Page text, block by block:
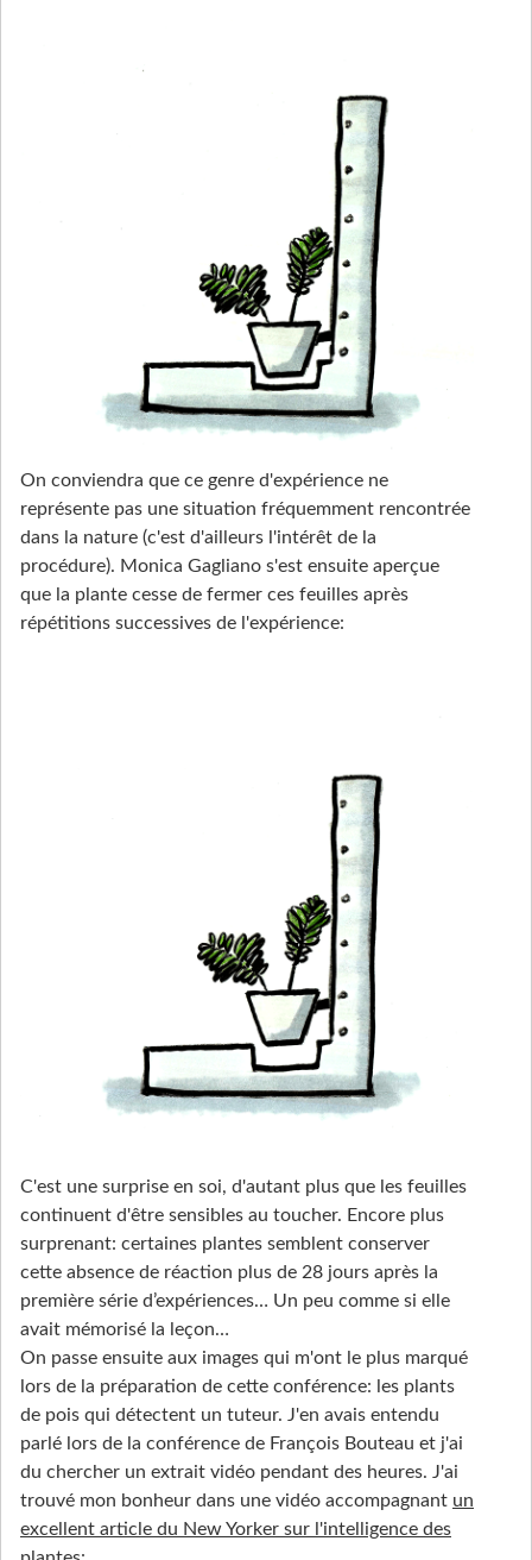
On conviendra que ce genre d'expérience ne
représente pas une situation fréquemment rencontrée
dans la nature (c'est d'ailleurs l'intérêt de la
procédure). Monica Gagliano s'est ensuite aperçue
que la plante cesse de fermer ces feuilles après
répétitions successives de l'expérience:
C'est une surprise en soi, d'autant plus que les feuilles
continuent d'être sensibles au toucher. Encore plus
surprenant: certaines plantes semblent conserver
cette absence de réaction plus de 28 jours après la
première série d’expériences… Un peu comme si elle
avait mémorisé la leçon…
On passe ensuite aux images qui m'ont le plus marqué
lors de la préparation de cette conférence: les plants
de pois qui détectent un tuteur. J'en avais entendu
parlé lors de la conférence de François Bouteau et j'ai
du chercher un extrait vidéo pendant des heures. J'ai
trouvé mon bonheur dans une vidéo accompagnant un
excellent article du New Yorker sur l'intelligence des